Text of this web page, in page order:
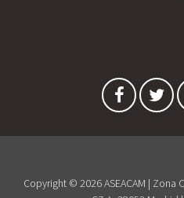
Copyright © 2026 ASEACAM |